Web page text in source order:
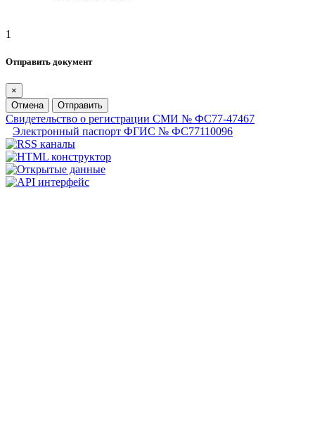
1
Отправить документ
×
Отмена
Отправить
Свидетельство о регистрации СМИ № ФС77-47467
Электронный паспорт ФГИС № ФС77110096